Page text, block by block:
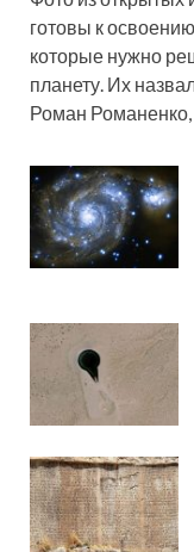
готовы к
которые нужно
планету. Их
Роман